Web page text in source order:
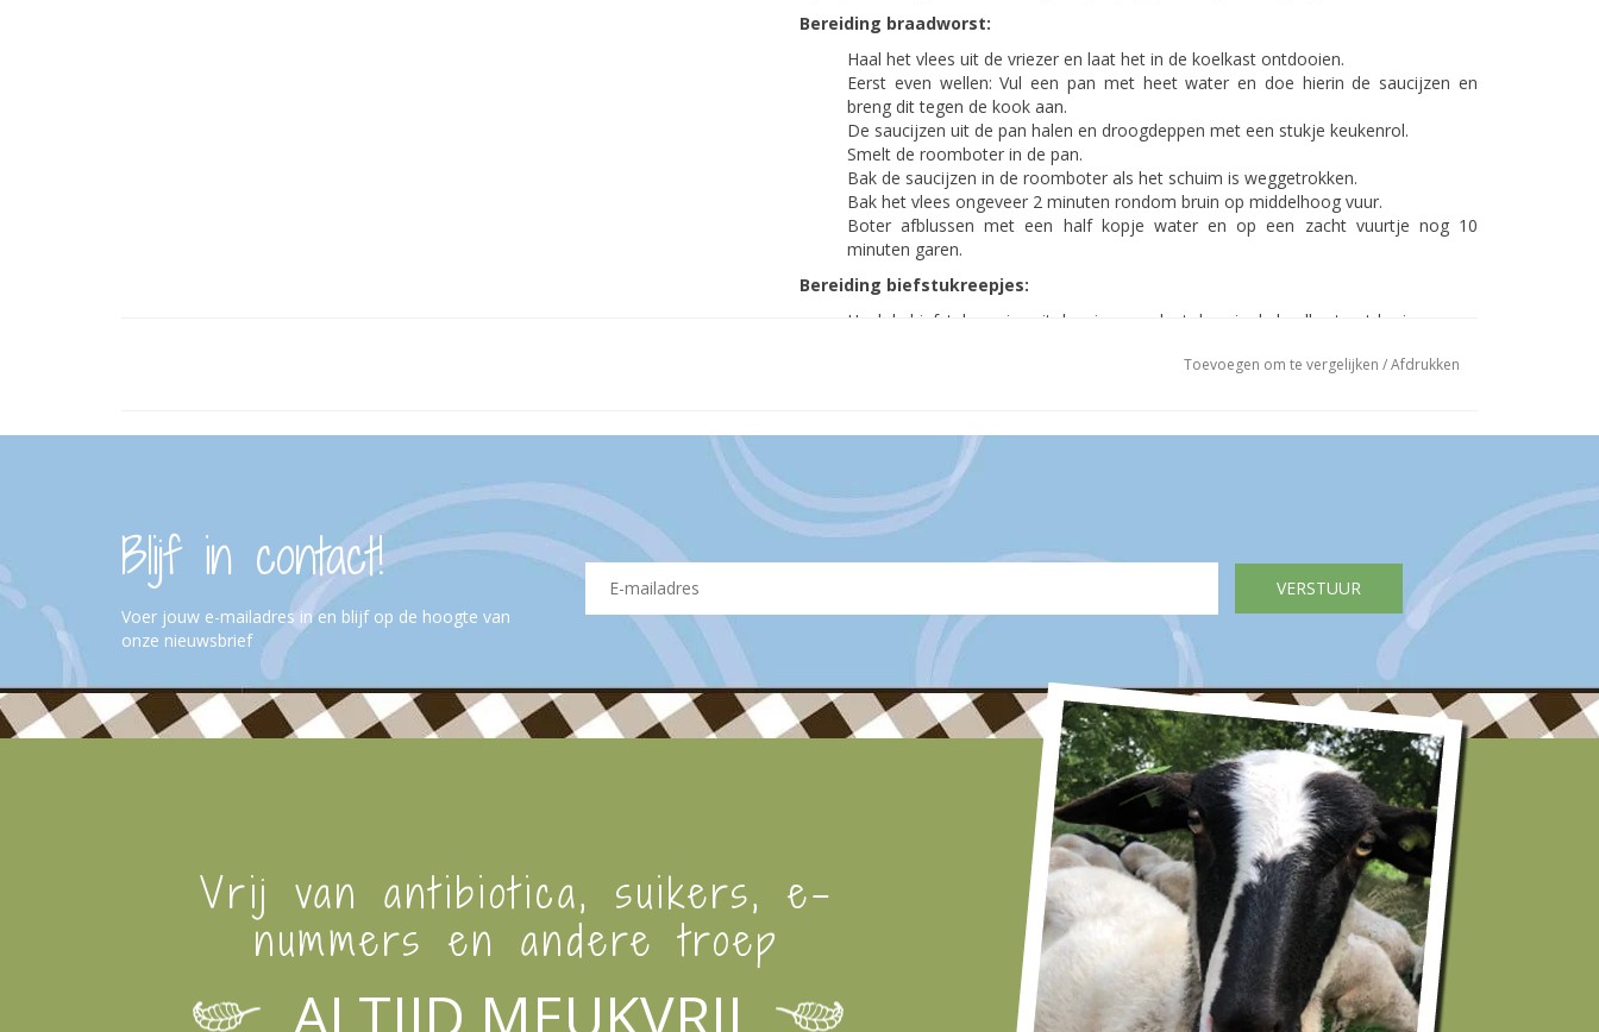
Bereiding braadworst:
Haal het vlees uit de vriezer en laat het in de koelkast ontdooien.
Eerst even wellen: Vul een pan met heet water en doe hierin de saucijzen en
breng dit tegen de kook aan.
De saucijzen uit de pan halen en droogdeppen met een stukje keukenrol.
Smelt de roomboter in de pan.
Bak de saucijzen in de roomboter als het schuim is weggetrokken.
Bak het vlees ongeveer 2 minuten rondom bruin op middelhoog vuur.
Boter afblussen met een half kopje water en op een zacht vuurtje nog 10
minuten garen.
Bereiding biefstukreepjes:
Haal de biefstukreepjes uit de vriezer en laat deze in de koelkast ontdooien.
Bestrooi de biefstukreepjes met wat peper en zout.
Bereiding saucijzen:
Haal het vlees uit de vriezer en laat het in de koelkast ontdooien.
Eerst even wellen: Vul een pan met heet water en doe hierin de saucijzen en
breng dit tegen de kook aan.
De saucijzen uit de pan halen en droogdeppen met een stukje keukenrol.
Bak het vlees ongeveer 2 minuten rondom bruin op middelhoog vuur.
Boter afblussen met een half kopje water en op een zacht vuurtje nog 10
minuten garen.
Bereiding rundervinken:
Haal de rundervinken uit de vriezer en laat deze in de koelkast ontdooien.
Laat de rundervinken uit de koelkast op kamertemperatuur komen.
Smelt de roomboter in de pan.
Bak de rundervinken in de roomboter als het schuim is weggetrokken. Bak het
vlees ongeveer 2 minuten rondom bruin op middelhoog vuur.
Boter afblussen met een half kopje water en op een zacht vuurtje nog 10
Bereiding Woeste- en Pittige burger:
Haal de burger uit de vriezer en laat deze in de koelkast ontdooien.
Laat de burger uit de koelkast op kamertemperatuur komen.
Smelt de roomboter in de pan.
Toevoegen om te vergelijken /Afdrukken
Blijf in contact!
Voer jouw e-mailadres in en blijf op de hoogte van
onze nieuwsbrief
Vrij van antibiotica, suikers, e-
nummers en andere troep
ALTIJD MEUKVRIJ